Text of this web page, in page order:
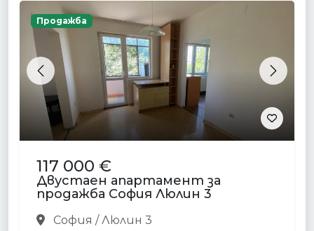
Previous Next
Продажба
117 000 €
Двустаен апартамент за
продажба София Люлин 3
София / Люлин 3